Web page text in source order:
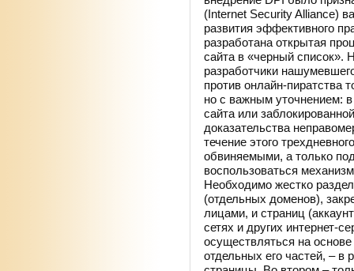
(Internet Security Alliance)
развития эффективного
разработана открытая
сайта в «черный список».
разработчики
против онлайн-пиратства
но с важным уточнением:
сайта или
доказательства
течение этого
обвиняемыми, а только
воспользоваться
Необходимо жестко
(отдельных доменов),
лицами, и страниц
сетях и других интернет-
осуществляться на основе
отдельных его частей, – в